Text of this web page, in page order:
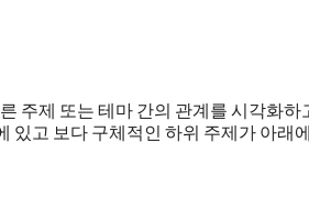
주제 또는 테마 간의 관계를 시각화
있고 보다 구체적인 하위 주제가 아래